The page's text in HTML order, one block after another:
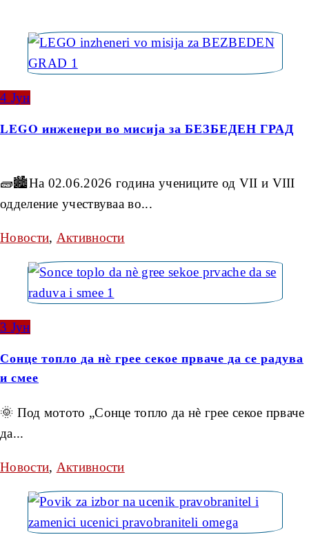
4 Јун
LEGO инженери во мисија за БЕЗБЕДЕН ГРАД
🧱🏙️На 02.06.2026 година учениците од VII и VIII
одделение учествуваа во...
Новости, Активности
3 Јун
Сонце топло да нè грее секое прваче да се радува
и смее
🌞 Под мотото „Сонце топло да нè грее секое прваче
да...
Новости, Активности